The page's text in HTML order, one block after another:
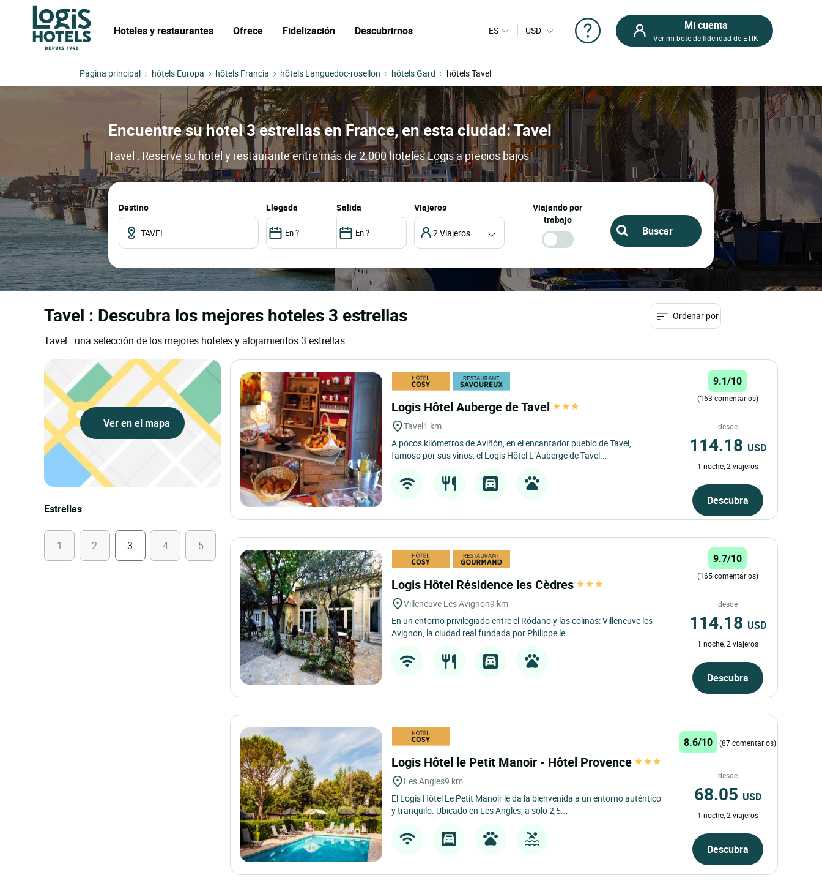
Hoteles y restaurantes Ofrece Fidelización Descubrirnos ES USD Mi cuenta
Ver mi bote de fidelidad de ETIK
Pàgina principal hôtels Europa hôtels Francia hôtels Languedoc-rosellon hôtels Gard hôtels Tavel
Encuentre su hotel 3 estrellas en France, en esta ciudad: Tavel
Tavel : Reserve su hotel y restaurante entre más de 2.000 hoteles Logis a precios bajos
Destino llegada salida Viajeros
2 Viajeros
Viajando por
trabajo
Tavel : Descubra los mejores hoteles 3 estrellas
Tavel : una selección de los mejores hoteles y alojamientos 3 estrellas
Ordenar por
Ver en el mapa
Estrellas
1 2 3 4 5
Logis Hôtel Auberge de Tavel
Tavel1 km
A pocos kilómetros de Aviñón, en el encantador pueblo de Tavel,
famoso por sus vinos, el Logis Hôtel L’Auberge de Tavel...
9.1/10
(163 comentarios)
desde
114.18 USD
1 noche, 2 viajeros
Descubra
Logis Hôtel Résidence les Cèdres
Villeneuve Les Avignon9 km
En un entorno privilegiado entre el Ródano y las colinas: Villeneuve les
Avignon, la ciudad real fundada por Philippe le...
9.7/10
(165 comentarios)
desde
114.18 USD
1 noche, 2 viajeros
Descubra
Logis Hôtel le Petit Manoir - Hôtel Provence
Les Angles9 km
El Logis Hôtel Le Petit Manoir le da la bienvenida a un entorno auténtico
y tranquilo. Ubicado en Les Angles, a solo 2,5...
8.6/10 (87 comentarios)
desde
68.05 USD
1 noche, 2 viajeros
Descubra